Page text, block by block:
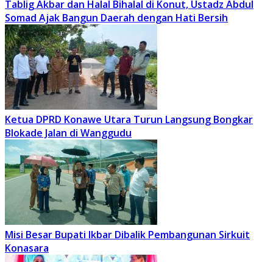
Tablig Akbar dan Halal Bihalal di Konut, Ustadz Abdul
Somad Ajak Bangun Daerah dengan Hati Bersih
Ketua DPRD Konawe Utara Turun Langsung Bongkar
Blokade Jalan di Wanggudu
Misi Besar Bupati Ikbar Dibalik Pembangunan Sirkuit
Konasara